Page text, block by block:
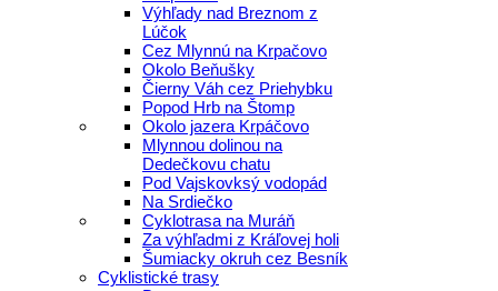
Výhľady nad Breznom z
Lúčok
Cez Mlynnú na Krpačovo
Okolo Beňušky
Čierny Váh cez Priehybku
Popod Hrb na Štomp
Okolo jazera Krpáčovo
Mlynnou dolinou na
Dedečkovu chatu
Pod Vajskovksý vodopád
Na Srdiečko
Cyklotrasa na Muráň
Za výhľadmi z Kráľovej holi
Šumiacky okruh cez Besník
Cyklistické trasy